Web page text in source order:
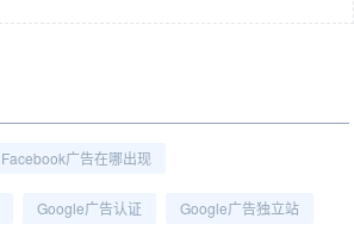
Facebook广告在哪出现
Google广告认证 Google广告独立站